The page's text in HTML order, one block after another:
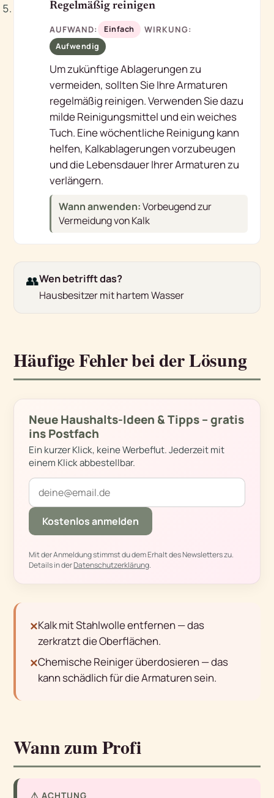
Regelmäßig reinigen
AUFWAND: Einfach WIRKUNG:
Aufwendig
Um zukünftige Ablagerungen zu
vermeiden, sollten Sie Ihre Armaturen
regelmäßig reinigen. Verwenden Sie dazu
milde Reinigungsmittel und ein weiches
Tuch. Eine wöchentliche Reinigung kann
helfen, Kalkablagerungen vorzubeugen
und die Lebensdauer Ihrer Armaturen zu
verlängern.
Wann anwenden:Vorbeugend zur
Vermeidung von Kalk
👥Wen betrifft das?
Hausbesitzer mit hartem Wasser
Häufige Fehler bei der Lösung
Neue Haushalts-Ideen & Tipps – gratis
ins Postfach
Ein kurzer Klick, keine Werbeflut. Jederzeit mit
einem Klick abbestellbar.
Kostenlos anmelden
Mit der Anmeldung stimmst du dem Erhalt des Newsletters zu.
Details in derDatenschutzerklärung.
✕Kalk mit Stahlwolle entfernen — das
zerkratzt die Oberflächen.
✕Chemische Reiniger überdosieren — das
kann schädlich für die Armaturen sein.
Wann zum Profi
⚠ ACHTUNG